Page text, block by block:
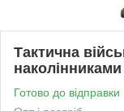
Тактична
Готово до відправки